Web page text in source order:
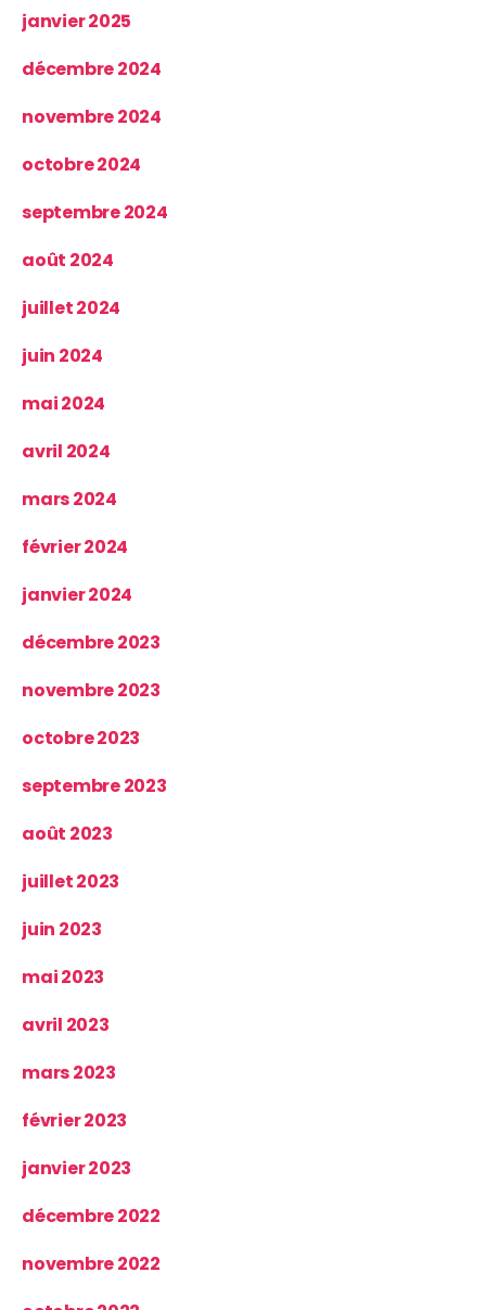
janvier 2025
décembre 2024
novembre 2024
octobre 2024
septembre 2024
août 2024
juillet 2024
juin 2024
mai 2024
avril 2024
mars 2024
février 2024
janvier 2024
décembre 2023
novembre 2023
octobre 2023
septembre 2023
août 2023
juillet 2023
juin 2023
mai 2023
avril 2023
mars 2023
février 2023
janvier 2023
décembre 2022
novembre 2022